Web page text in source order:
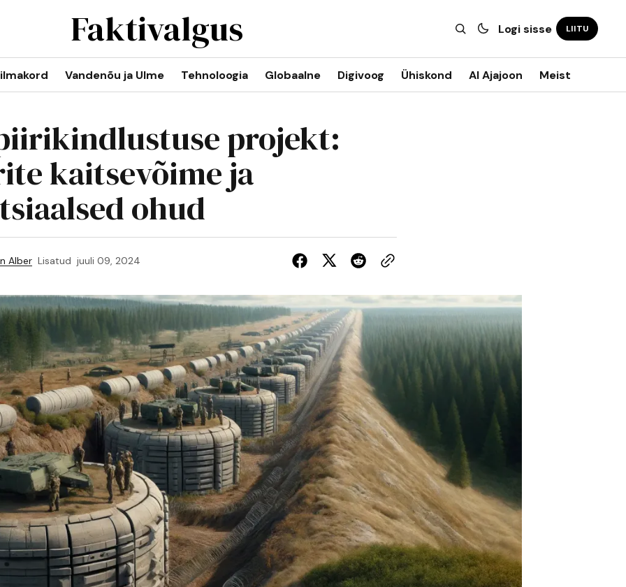
Faktivalgus Logi sisse LIITU
Vandenõu ja Ulme Tehnoloogia Globaalne Digivoog Ühiskond AI Ajajoon Meist
projekt:
kaitsevõime ja
ohud
Alber Lisatud juuli 09, 2024